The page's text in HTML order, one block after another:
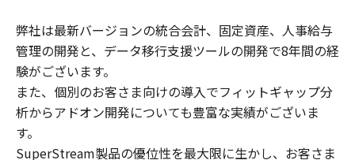
弊社は最新バージョンの統合会計、固定資産、人事給与
管理の開発と、データ移行支援ツールの開発で8年間の経
験がございます。
また、個別のお客さま向けの導入でフィットギャップ分
析からアドオン開発についても豊富な実績がございま
す。
SuperStream製品の優位性を最大限に生かし、お客さま